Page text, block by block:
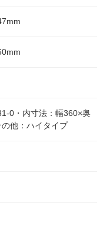
0・内寸法：幅360×奥
他：ハイタイプ